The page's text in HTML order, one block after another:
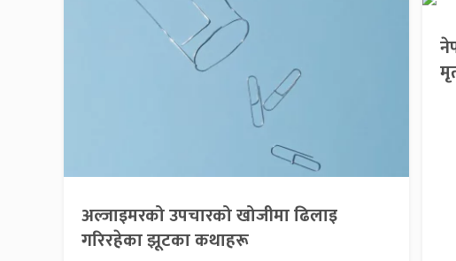
अल्जाइमरको उपचारको खोजीमा ढिलाइ
गरिरहेका झूटका कथाहरू